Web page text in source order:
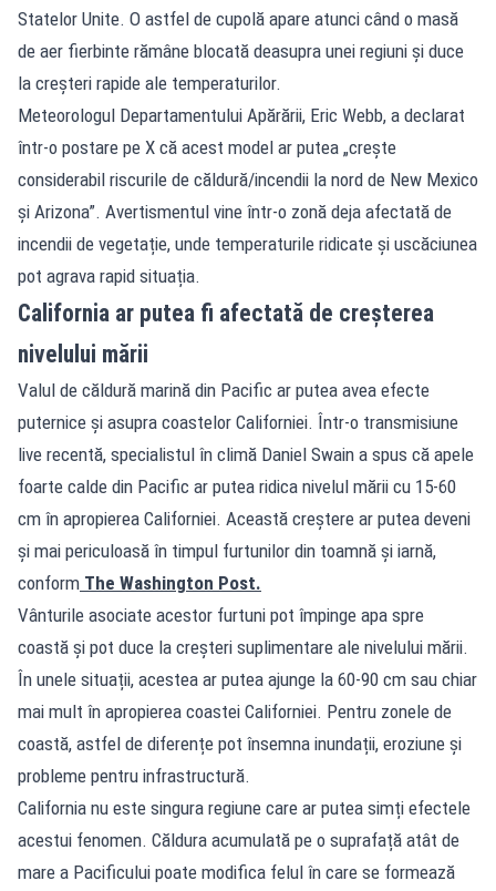
Statelor Unite. O astfel de cupolă apare atunci când o masă
de aer fierbinte rămâne blocată deasupra unei regiuni și duce
la creșteri rapide ale temperaturilor.
Meteorologul Departamentului Apărării, Eric Webb, a declarat
într-o postare pe X că acest model ar putea „crește
considerabil riscurile de căldură/incendii la nord de New Mexico
și Arizona”. Avertismentul vine într-o zonă deja afectată de
incendii de vegetație, unde temperaturile ridicate și uscăciunea
pot agrava rapid situația.
California ar putea fi afectată de creșterea
nivelului mării
Valul de căldură marină din Pacific ar putea avea efecte
puternice și asupra coastelor Californiei. Într-o transmisiune
live recentă, specialistul în climă Daniel Swain a spus că apele
foarte calde din Pacific ar putea ridica nivelul mării cu 15-60
cm în apropierea Californiei. Această creștere ar putea deveni
și mai periculoasă în timpul furtunilor din toamnă și iarnă,
conform The Washington Post.
Vânturile asociate acestor furtuni pot împinge apa spre
coastă și pot duce la creșteri suplimentare ale nivelului mării.
În unele situații, acestea ar putea ajunge la 60-90 cm sau chiar
mai mult în apropierea coastei Californiei. Pentru zonele de
coastă, astfel de diferențe pot însemna inundații, eroziune și
probleme pentru infrastructură.
California nu este singura regiune care ar putea simți efectele
acestui fenomen. Căldura acumulată pe o suprafață atât de
mare a Pacificului poate modifica felul în care se formează